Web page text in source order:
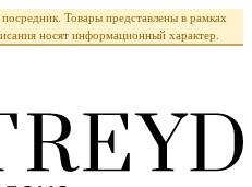
Товары представлены в рамках
носят информационный характер.